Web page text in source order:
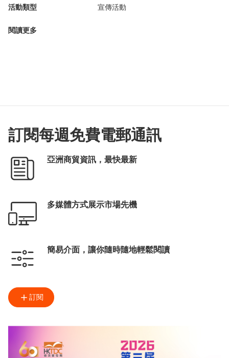
活動類型 宣傳活動
閱讀更多
訂閱每週免費電郵通訊
亞洲商貿資訊，最快最新
多媒體方式展示市場先機
簡易介面，讓你隨時隨地輕鬆閱讀
訂閱